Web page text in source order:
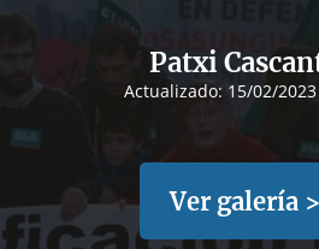
Patxi
Actualizado: 15/02/
Ver galería >